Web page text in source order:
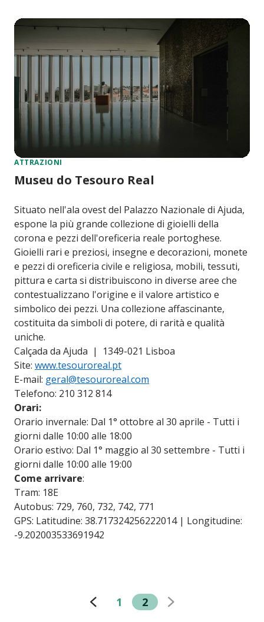
ATTRAZIONI
Museu do Tesouro Real
Situato nell'ala ovest del Palazzo Nazionale di Ajuda,
espone la più grande collezione di gioielli della
corona e pezzi dell'oreficeria reale portoghese.
Gioielli rari e preziosi, insegne e decorazioni, monete
e pezzi di oreficeria civile e religiosa, mobili, tessuti,
pittura e carta si distribuiscono in diverse aree che
contestualizzano l'origine e il valore artistico e
simbolico dei pezzi. Una collezione affascinante,
costituita da simboli di potere, di rarità e qualità
uniche.
Calçada da Ajuda | 1349-021 Lisboa
Site: www.tesouroreal.pt
E-mail: geral@tesouroreal.com
Telefono: 210 312 814
Orari:
Orario invernale: Dal 1° ottobre al 30 aprile - Tutti i
giorni dalle 10:00 alle 18:00
Orario estivo: Dal 1° maggio al 30 settembre - Tutti i
giorni dalle 10:00 alle 19:00
Come arrivare:
Tram: 18E
Autobus: 729, 760, 732, 742, 771
GPS: Latitudine: 38.717324256222014 | Longitudine:
-9.202003533691942
1 2